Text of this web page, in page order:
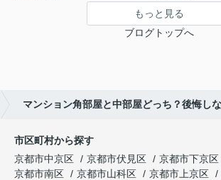
もっと見る
ブログトップへ
マンション角部屋と中部屋どっち？後悔し
市区町村から探す
京都市中京区
京都市伏見区 京都市下京区
京都市南区
京都市山科区 京都市上京区